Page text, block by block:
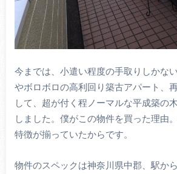
今までは、小遣い程度の手取りしかな
やボロボロの高利回り築古アパート、
して、超が付く程ノーマルな平成築の
しました。僕がこの物件を買った理由
特徴が揃っていたからです。
物件のスペックは神奈川県中郡、駅か